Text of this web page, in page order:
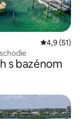
Priemerné
4,9 (51)
s bazénom